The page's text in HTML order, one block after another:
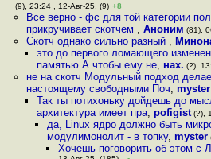
(9), 23:24 , 12-Авг-25, (9) +8
Все верно - фс для той категории
прикручивает скотчем , Аноним (81),
Скотч однако сильно разный ,
это до первого ломающего
памятью А чтобы ему не, нах. (?),
не на скотч Модульный подход
настоящему свободными Поч, myster
Так ты потихоньку дойдешь до
архитектура имеет пра, pofigist(?),
да, Linux ядро должно быть
модулимонолит - в топку,myster
Хочешь поговорить об этом с